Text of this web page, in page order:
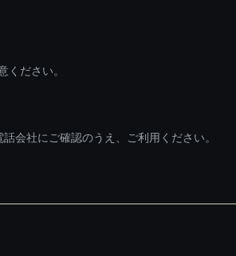
ください。
会社にご確認のうえ、ご利用ください。